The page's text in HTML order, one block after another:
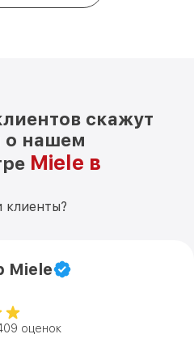
скажут
о нашем
Miele в
Miele
оценок